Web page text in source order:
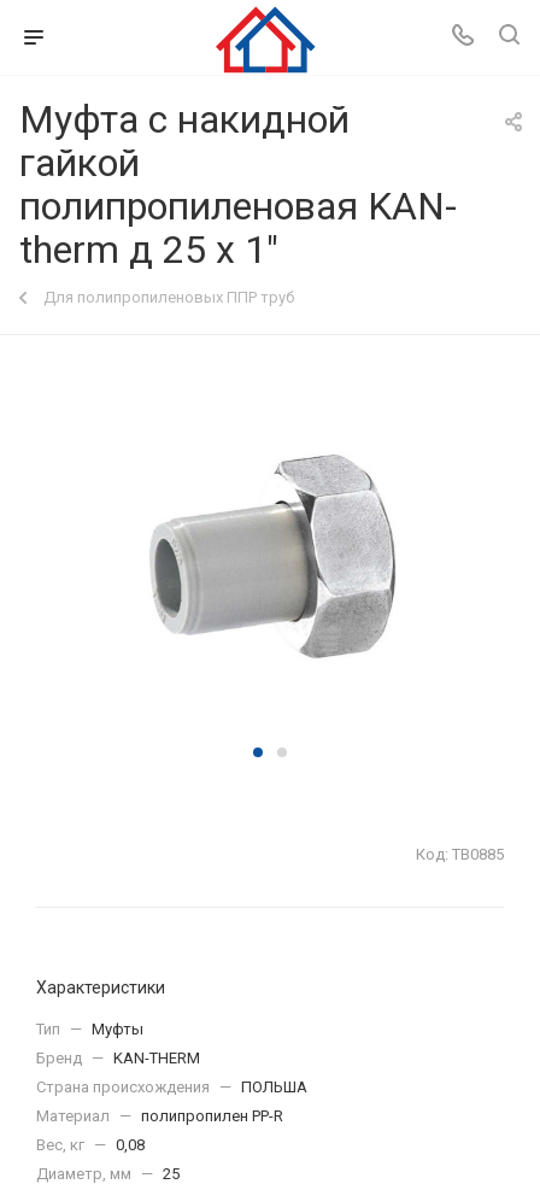
Муфта с накидной
гайкой
полипропиленовая KAN-
therm д 25 х 1"
Для полипропиленовых ППР труб
Код: ТВ0885
Характеристики
Тип — Муфты
Бренд — KAN-THERM
Страна происхождения
— ПОЛЬША
Материал
— полипропилен PP-R
Вес, кг — 0,08
Диаметр, мм
— 25